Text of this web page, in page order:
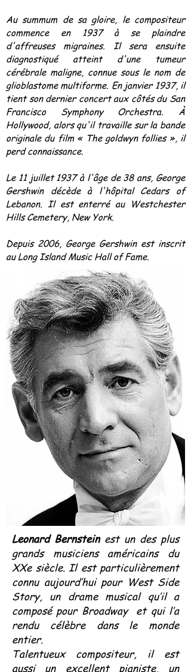
Au summum de sa gloire, le compositeur
commence en 1937 à se plaindre
d'affreuses migraines. Il sera ensuite
diagnostiqué atteint d'une tumeur
cérébrale maligne, connue sous le nom de
glioblastome multiforme. En janvier 1937, il
tient son dernier concert aux côtés du San
Francisco Symphony Orchestra. À
Hollywood, alors qu'il travaille sur la bande
originale du film « The goldwyn follies », il
perd connaissance.
Le 11 juillet 1937 à l'âge de 38 ans, George
Gershwin décède à l'hôpital Cedars of
Lebanon. Il est enterré au Westchester
Hills Cemetery, New York.
Depuis 2006, George Gershwin est inscrit
au Long Island Music Hall of Fame.
Leonard Bernsteinest un des plus
grands musiciens américains du
XXe siècle. Il est particulièrement
connu aujourd’hui pour West Side
Story, un drame musical qu’il a
composé pour Broadway et qui l’a
rendu célèbre dans le monde
entier.
Talentueux compositeur, il est
aussi un excellent pianiste, un